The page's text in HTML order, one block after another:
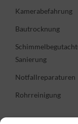
Kamerabefahrung
Bautrocknung
Sanierung
Notfallreparaturen
Rohrreinigung